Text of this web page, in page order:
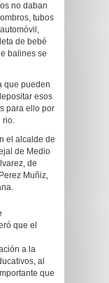
no daban
tubos
de bebé
balines se
pueden
esos
para ello por
rio.
alcalde de
de Medio
de
Muñiz,
que el
a la
al
que